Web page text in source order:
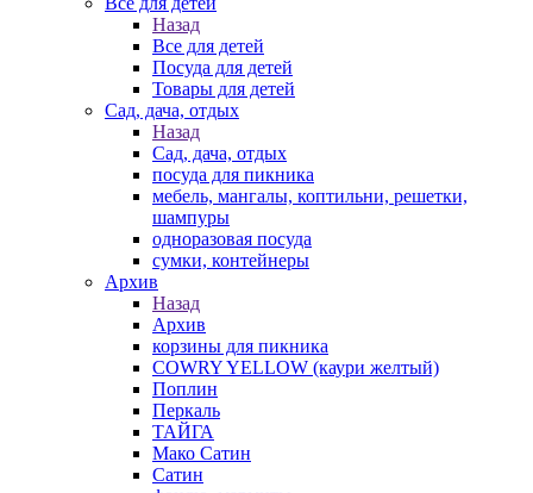
Назад
Все для детей
Посуда для детей
Товары для детей
Сад, дача, отдых
Назад
Сад, дача, отдых
посуда для пикника
мебель, мангалы, коптильни, решетки,
шампуры
одноразовая посуда
сумки, контейнеры
Архив
Назад
Архив
корзины для пикника
COWRY YELLOW (каури желтый)
Поплин
Перкаль
ТАЙГА
Мако Сатин
Сатин